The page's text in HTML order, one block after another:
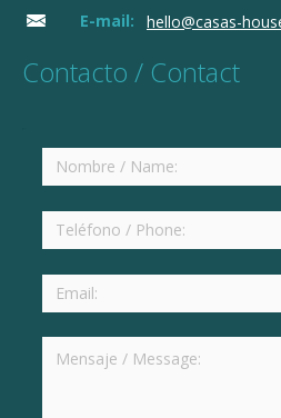
E-mail:
hello@casas-
Contacto / Contact